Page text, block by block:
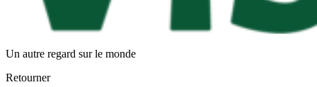
Un autre regard sur le monde
Retourner